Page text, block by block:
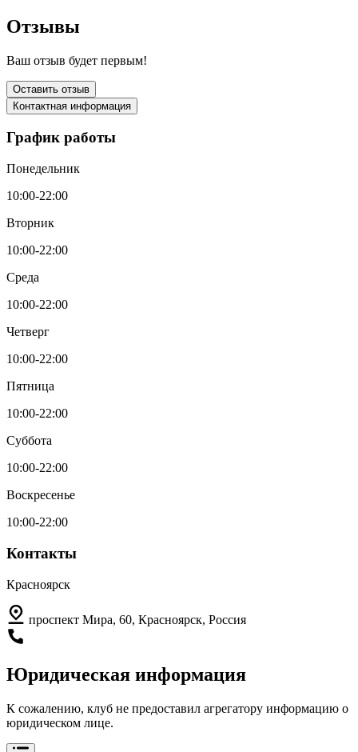
Отзывы
Ваш отзыв будет первым!
Оставить отзыв
Контактная информация
График работы
Понедельник
10:00-22:00
Вторник
10:00-22:00
Среда
10:00-22:00
Четверг
10:00-22:00
Пятница
10:00-22:00
Суббота
10:00-22:00
Воскресенье
10:00-22:00
Контакты
Красноярск
проспект Мира, 60, Красноярск, Россия
Юридическая информация
К сожалению, клуб не предоставил агрегатору информацию о
юридическом лице.